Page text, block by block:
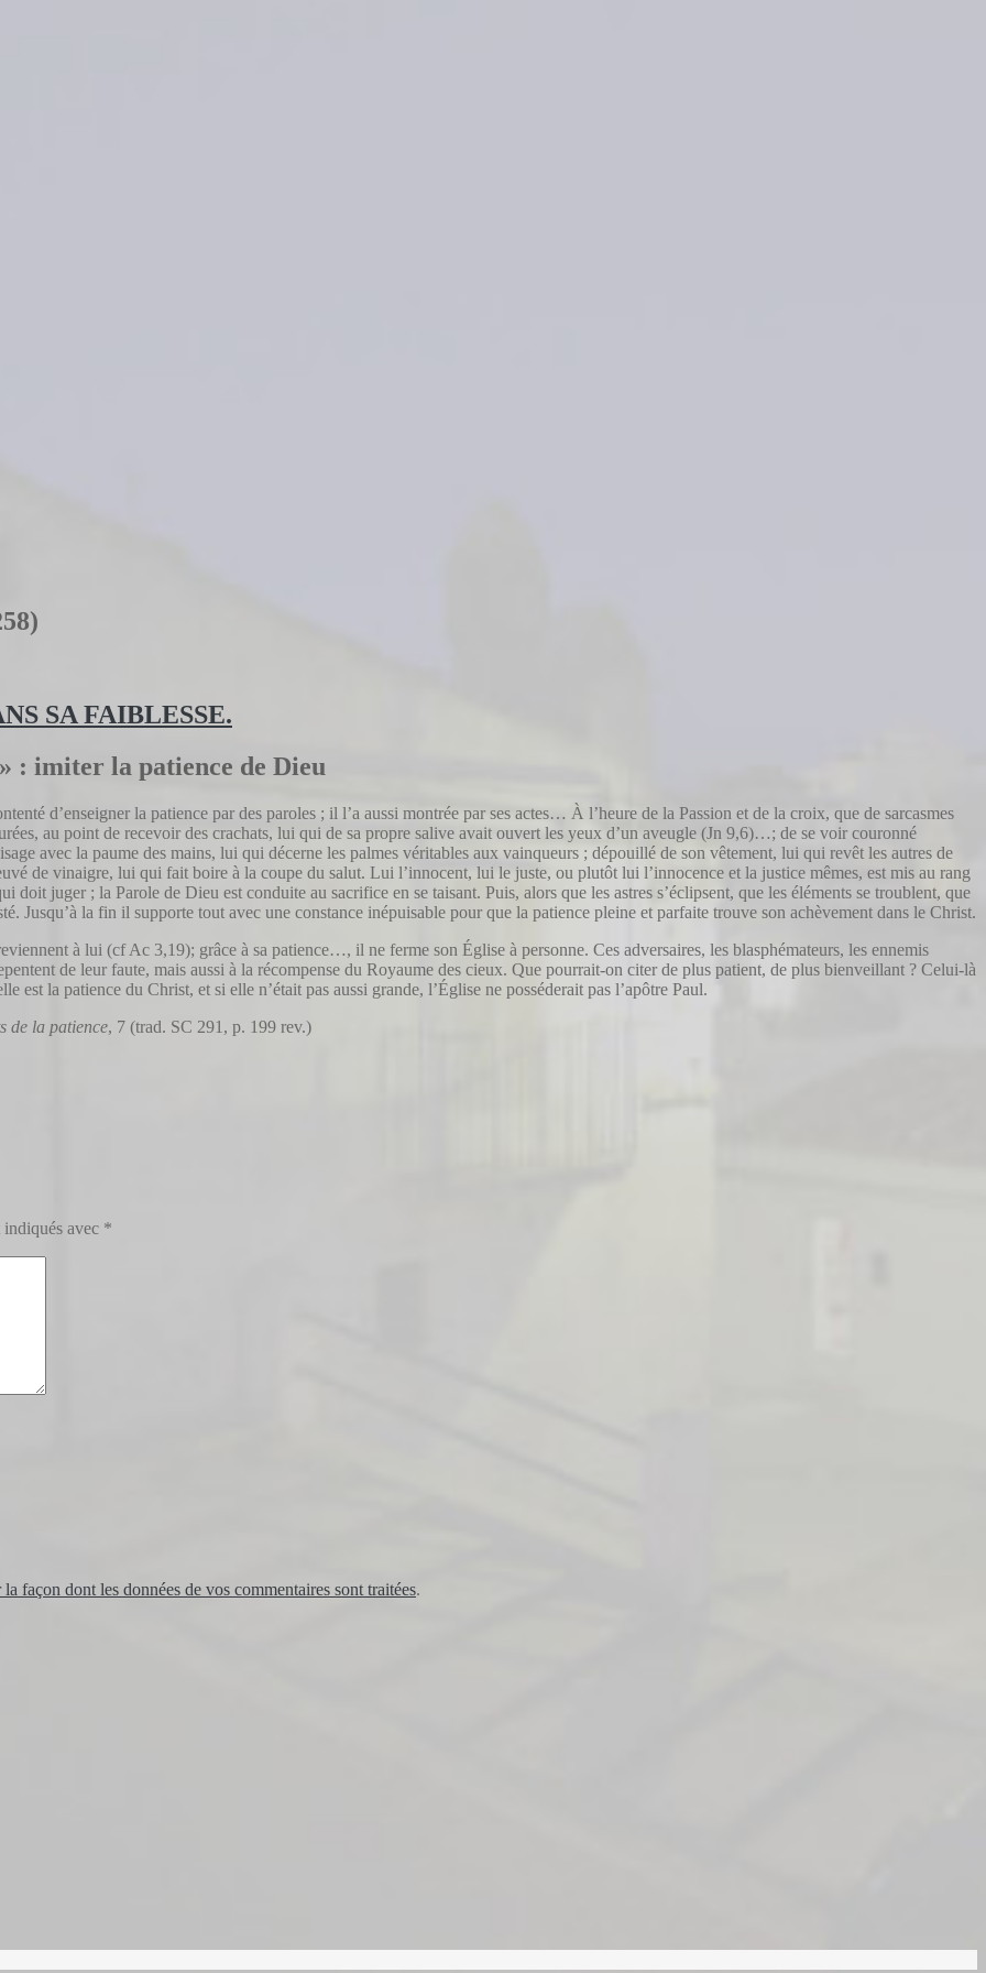
: imiter la patience de Dieu
d’enseigner la patience par des paroles ; il l’a aussi montrée par ses actes… À l’heure de la Passion et de la croix, que de sarcasmes
au point de recevoir des crachats, lui qui de sa propre salive avait ouvert les yeux d’un aveugle (Jn 9,6)…; de se voir couronné
avec la paume des mains, lui qui décerne les palmes véritables aux vainqueurs ; dépouillé de son vêtement, lui qui revêt les autres de
de vinaigre, lui qui fait boire à la coupe du salut. Lui l’innocent, lui le juste, ou plutôt lui l’innocence et la justice mêmes, est mis au rang
juger ; la Parole de Dieu est conduite au sacrifice en se taisant. Puis, alors que les astres s’éclipsent, que les éléments se troublent, que
Jusqu’à la fin il supporte tout avec une constance inépuisable pour que la patience pleine et parfaite trouve son achèvement dans le Christ.
à lui (cf Ac 3,19); grâce à sa patience…, il ne ferme son Église à personne. Ces adversaires, les blasphémateurs, les ennemis
de leur faute, mais aussi à la récompense du Royaume des cieux. Que pourrait-on citer de plus patient, de plus bienveillant ? Celui-là
la patience du Christ, et si elle n’était pas aussi grande, l’Église ne posséderait pas l’apôtre Paul.
de la patience, 7 (trad. SC 291, p. 199 rev.)
avec *
façon dont les données de vos commentaires sont traitées.